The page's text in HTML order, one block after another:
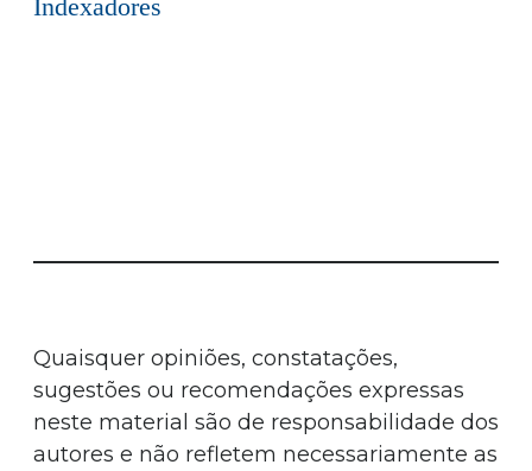
Indexadores
Quaisquer opiniões, constatações,
sugestões ou recomendações expressas
neste material são de responsabilidade dos
autores e não refletem necessariamente as